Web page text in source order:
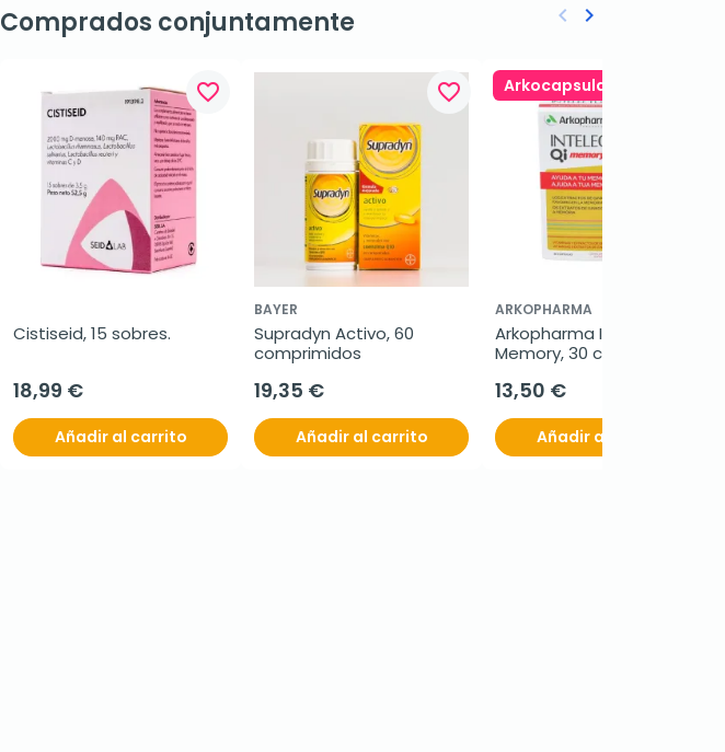
Comprados conjuntamente
favorite_border
Cistiseid, 15 sobres.
18,99 €
Añadir al carrito
favorite_border
BAYER
Supradyn Activo, 60
comprimidos
19,35 €
Añadir al carrito
Arkocapsulas 4x3
ARKOPHARMA
Arkopharma Intelectum
Memory, 30 cáps.
13,50 €
Añadir al carrito
Anterior
keyboard_arrow_left Siguiente
keyboard_arrow_right